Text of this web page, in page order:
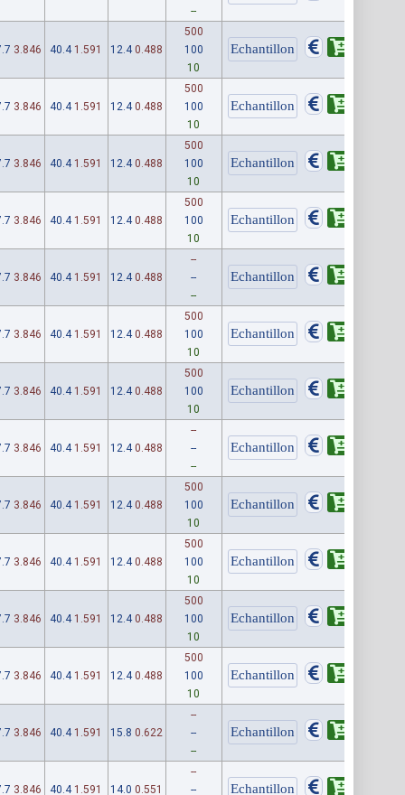
--
3.846 40.4 1.591 12.4 0.488
500
100
10
3.846 40.4 1.591 12.4 0.488
500
100
10
3.846 40.4 1.591 12.4 0.488
500
100
10
3.846 40.4 1.591 12.4 0.488
500
100
10
3.846 40.4 1.591 12.4 0.488
--
--
--
3.846 40.4 1.591 12.4 0.488
500
100
10
3.846 40.4 1.591 12.4 0.488
500
100
10
3.846 40.4 1.591 12.4 0.488
--
--
--
3.846 40.4 1.591 12.4 0.488
500
100
10
3.846 40.4 1.591 12.4 0.488
500
100
10
3.846 40.4 1.591 12.4 0.488
500
100
10
3.846 40.4 1.591 12.4 0.488
500
100
10
3.846 40.4 1.591 15.8 0.622
--
--
--
3.846 40.4 1.591 14.0 0.551
--
--